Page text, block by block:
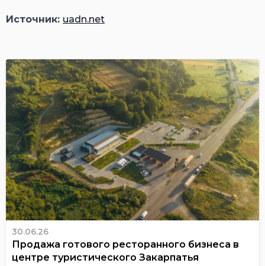
Источник: uadn.net
30.06.26
Продажа готового ресторанного бизнеса в
центре туристического Закарпатья